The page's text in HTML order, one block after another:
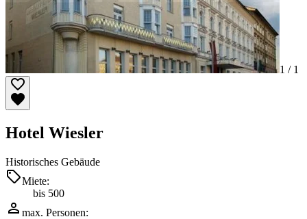
1 / 1
Hotel Wiesler
Historisches Gebäude
Miete:
bis 500
max. Personen: